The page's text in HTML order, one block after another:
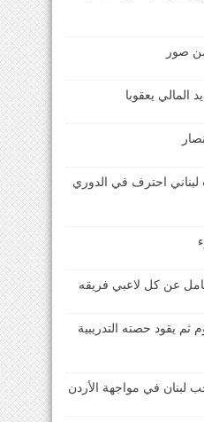
صور
المالي يعقوبا
احترف في الدوري
عن كل لاعبي فريقه
ثم يقود حصته التدريبية
لبنان في مواجهة الأردن